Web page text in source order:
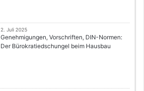
2. Juli 2025
Genehmigungen, Vorschriften, DIN-Normen:
Der Bürokratiedschungel beim Hausbau